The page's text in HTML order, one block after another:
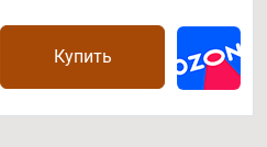
Купить